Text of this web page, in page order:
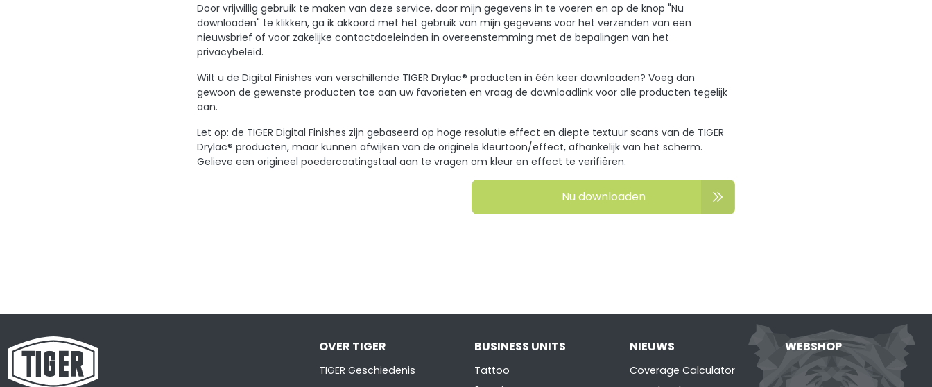
Door vrijwillig gebruik te maken van deze service, door mijn gegevens in te voeren en op de knop "Nu
downloaden" te klikken, ga ik akkoord met het gebruik van mijn gegevens voor het verzenden van een
nieuwsbrief of voor zakelijke contactdoeleinden in overeenstemming met de bepalingen van het
privacybeleid.
Wilt u de Digital Finishes van verschillende TIGER Drylac® producten in één keer downloaden? Voeg dan
gewoon de gewenste producten toe aan uw favorieten en vraag de downloadlink voor alle producten tegelijk
aan.
Let op: de TIGER Digital Finishes zijn gebaseerd op hoge resolutie effect en diepte textuur scans van de TIGER
Drylac® producten, maar kunnen afwijken van de originele kleurtoon/effect, afhankelijk van het scherm.
Gelieve een origineel poedercoatingstaal aan te vragen om kleur en effect te verifiëren.
Nu downloaden
OVER TIGER
TIGER Geschiedenis
BUSINESS UNITS
Tattoo
NIEUWS
Coverage Calculator
WEBSHOP